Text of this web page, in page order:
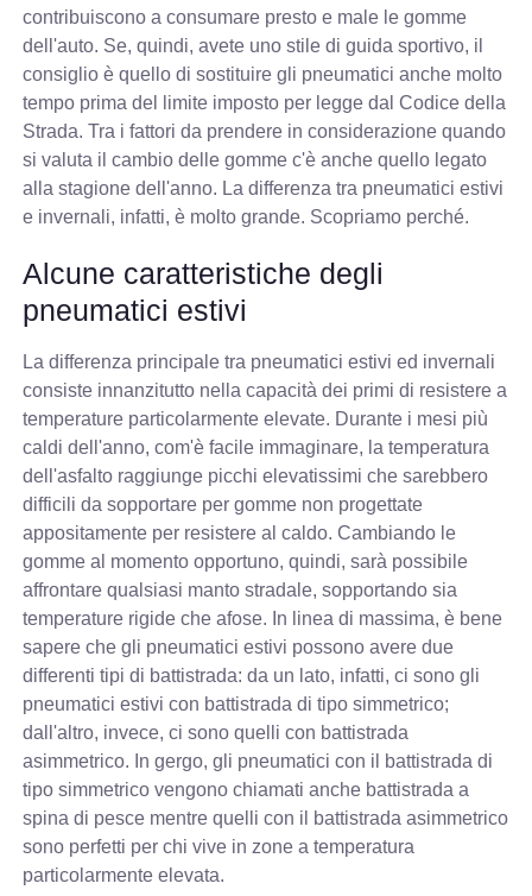
contribuiscono a consumare presto e male le gomme
dell'auto. Se, quindi, avete uno stile di guida sportivo, il
consiglio è quello di sostituire gli pneumatici anche molto
tempo prima del limite imposto per legge dal Codice della
Strada. Tra i fattori da prendere in considerazione quando
si valuta il cambio delle gomme c'è anche quello legato
alla stagione dell'anno. La differenza tra pneumatici estivi
e invernali, infatti, è molto grande. Scopriamo perché.
Alcune caratteristiche degli
pneumatici estivi
La differenza principale tra pneumatici estivi ed invernali
consiste innanzitutto nella capacità dei primi di resistere a
temperature particolarmente elevate. Durante i mesi più
caldi dell'anno, com'è facile immaginare, la temperatura
dell'asfalto raggiunge picchi elevatissimi che sarebbero
difficili da sopportare per gomme non progettate
appositamente per resistere al caldo. Cambiando le
gomme al momento opportuno, quindi, sarà possibile
affrontare qualsiasi manto stradale, sopportando sia
temperature rigide che afose. In linea di massima, è bene
sapere che gli pneumatici estivi possono avere due
differenti tipi di battistrada: da un lato, infatti, ci sono gli
pneumatici estivi con battistrada di tipo simmetrico;
dall'altro, invece, ci sono quelli con battistrada
asimmetrico. In gergo, gli pneumatici con il battistrada di
tipo simmetrico vengono chiamati anche battistrada a
spina di pesce mentre quelli con il battistrada asimmetrico
sono perfetti per chi vive in zone a temperatura
particolarmente elevata.